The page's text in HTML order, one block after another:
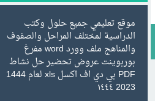
موقع تعليمي جميع حلول وكتب
الدراسية لمختلف المراحل والصفوف
والمناهج ملف وورد word مفرغ
بوربوينت عروض تحضير حل نشاط
PDF بي دي اف اكسل xls لعام 1444
2023 ١٤٤٤